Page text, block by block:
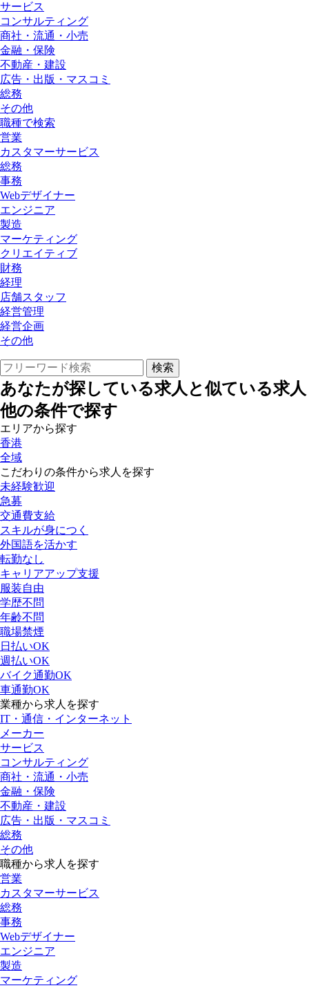
サービス
コンサルティング
商社・流通・小売
金融・保険
不動産・建設
広告・出版・マスコミ
総務
その他
職種で検索
営業
カスタマーサービス
総務
事務
Webデザイナー
エンジニア
製造
マーケティング
クリエイティブ
財務
経理
店舗スタッフ
経営管理
経営企画
その他
あなたが探している求人と似ている求人
他の条件で探す
エリアから探す
香港
全域
こだわりの条件から求人を探す
未経験歓迎
急募
交通費支給
スキルが身につく
外国語を活かす
転勤なし
キャリアアップ支援
服装自由
学歴不問
年齢不問
職場禁煙
日払いOK
週払いOK
バイク通勤OK
車通勤OK
業種から求人を探す
IT・通信・インターネット
メーカー
サービス
コンサルティング
商社・流通・小売
金融・保険
不動産・建設
広告・出版・マスコミ
総務
その他
職種から求人を探す
営業
カスタマーサービス
総務
事務
Webデザイナー
エンジニア
製造
マーケティング